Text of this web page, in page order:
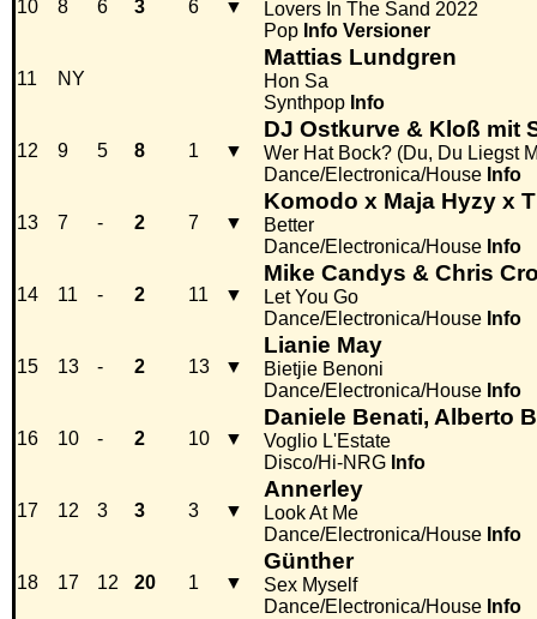
10 8 6 3 6 ▼
Lovers In The Sand 2022
Pop Info Versioner
11 NY
Mattias Lundgren
Hon Sa
Synthpop Info
12 9 5 8 1 ▼
DJ Ostkurve & Kloß mit
Wer Hat Bock? (Du, Du Liegst
Dance/Electronica/House Info
13 7 - 2 7 ▼
Komodo x Maja Hyzy x
Better
Dance/Electronica/House Info
14 11 - 2 11 ▼
Mike Candys & Chris
Let You Go
Dance/Electronica/House Info
15 13 - 2 13 ▼
Lianie May
Bietjie Benoni
Dance/Electronica/House Info
16 10 - 2 10 ▼
Daniele Benati, Alberto
Voglio L'Estate
Disco/Hi-NRG Info
17 12 3 3 3 ▼
Annerley
Look At Me
Dance/Electronica/House Info
18 17 12 20 1 ▼
Günther
Sex Myself
Dance/Electronica/House Info